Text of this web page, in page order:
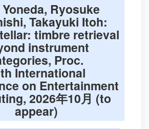
Ryosuke
Takayuki Itoh:
timbre retrieval
instrument
Proc.
International
on Entertainment
2026年10月 (to
appear)